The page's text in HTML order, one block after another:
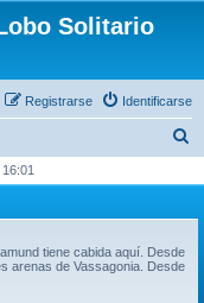
Solitario
Identificarse
Registrarse
c
tiene cabida aquí. Desde
arenas de Vassagonia. Desde